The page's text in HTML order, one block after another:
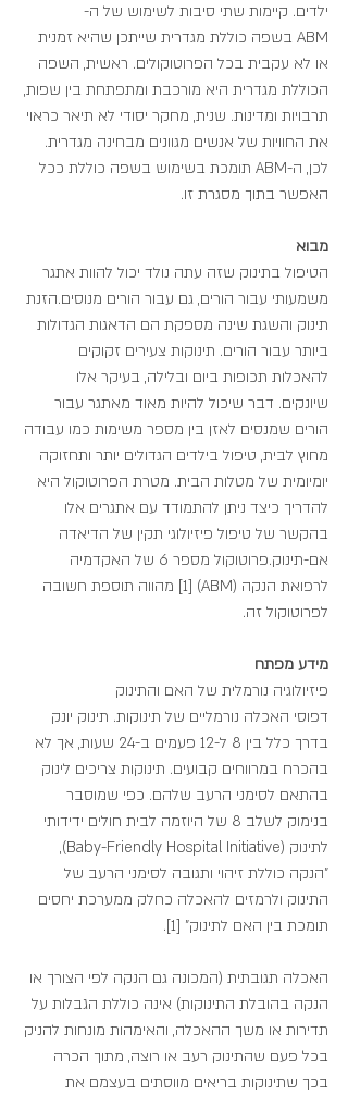
ילדים. קיימות שתי סיבות לשימוש של ה-
ABM בשפה כוללת מגדרית שייתכן שהיא זמנית
או לא עקבית בכל הפרוטוקולים. ראשית, השפה
הכוללת מגדרית היא מורכבת ומתפתחת בין שפות,
תרבויות ומדינות. שנית, מחקר יסודי לא תיאר כראוי
את החוויות של אנשים מגוונים מבחינה מגדרית.
לכן, ה-ABM תומכת בשימוש בשפה כוללת ככל
האפשר בתוך מסגרת זו.
מבוא
הטיפול בתינוק שזה עתה נולד יכול להוות אתגר
משמעותי עבור הורים, גם עבור הורים מנוסים.הזנת
תינוק והשגת שינה מספקת הם הדאגות הגדולות
ביותר עבור הורים. תינוקות צעירים זקוקים
להאכלות תכופות ביום ובלילה, בעיקר אלו
שיונקים. דבר שיכול להיות מאוד מאתגר עבור
הורים שמנסים לאזן בין מספר משימות כמו עבודה
מחוץ לבית, טיפול בילדים הגדולים יותר ותחזוקה
יומיומית של מטלות הבית. מטרת הפרוטוקול היא
להדריך כיצד ניתן להתמודד עם אתגרים אלו
בהקשר של טיפול פיזיולוגי תקין של הדיאדה
אם-תינוק.פרוטוקול מספר 6 של האקדמיה
לרפואת הנקה (ABM) [1] מהווה תוספת חשובה
לפרוטוקול זה.
מידע מפתח
פיזיולוגיה נורמלית של האם והתינוק
דפוסי האכלה נורמליים של תינוקות. תינוק יונק
בדרך כלל בין 8 ל-12 פעמים ב-24 שעות, אך לא
בהכרח במרווחים קבועים. תינוקות צריכים לינוק
בהתאם לסימני הרעב שלהם. כפי שמוסבר
בנימוק לשלב 8 של היוזמה לבית חולים ידידותי
לתינוק (Baby-Friendly Hospital Initiative),
"הנקה כוללת זיהוי ותגובה לסימני הרעב של
התינוק ולרמזים להאכלה כחלק ממערכת יחסים
תומכת בין האם לתינוק" [1].
האכלה תגובתית (המכונה גם הנקה לפי הצורך או
הנקה בהובלת התינוקות) אינה כוללת הגבלות על
תדירות או משך ההאכלה, והאימהות מונחות להניק
בכל פעם שהתינוק רעב או רוצה, מתוך הכרה
בכך שתינוקות בריאים מווסתים בעצמם את